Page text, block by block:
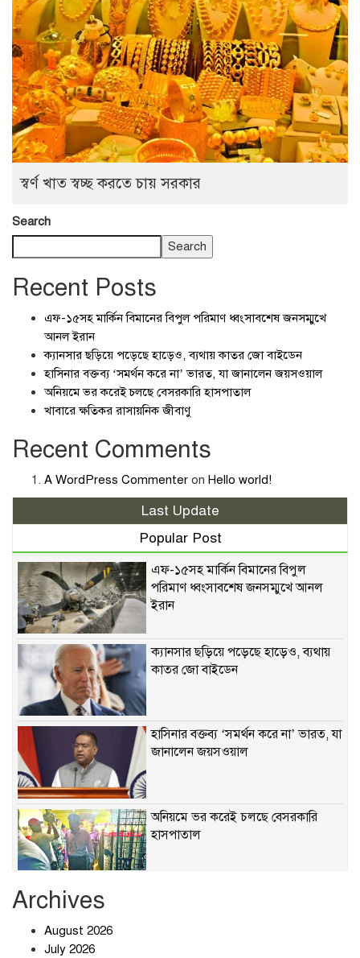
স্বর্ণ খাত স্বচ্ছ করতে চায় সরকার
Search
Search
Recent Posts
এফ-১৫সহ মার্কিন বিমানের বিপুল পরিমাণ ধ্বংসাবশেষ জনসম্মুখে
আনল ইরান
ক্যানসার ছড়িয়ে পড়েছে হাড়েও, ব্যথায় কাতর জো বাইডেন
হাসিনার বক্তব্য ‘সমর্থন করে না’ ভারত, যা জানালেন জয়সওয়াল
অনিয়মে ভর করেই চলছে বেসরকারি হাসপাতাল
খাবারে ক্ষতিকর রাসায়নিক জীবাণু
Recent Comments
A WordPress Commenter on Hello world!
Last Update
Popular Post
এফ-১৫সহ মার্কিন বিমানের বিপুল
পরিমাণ ধ্বংসাবশেষ জনসম্মুখে আনল
ইরান
ক্যানসার ছড়িয়ে পড়েছে হাড়েও, ব্যথায়
কাতর জো বাইডেন
হাসিনার বক্তব্য ‘সমর্থন করে না’ ভারত, যা
জানালেন জয়সওয়াল
অনিয়মে ভর করেই চলছে বেসরকারি
হাসপাতাল
Archives
August 2026
July 2026